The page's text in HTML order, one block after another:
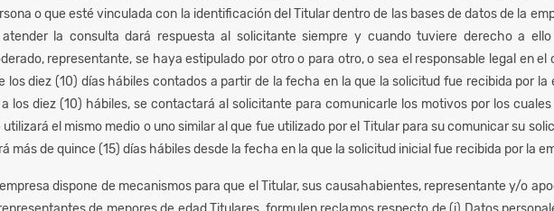
o que esté vinculada con la identificación del Titular dentro de las bases de datos de la
atender la consulta dará respuesta al solicitante siempre y cuando tuviere derecho a
representante, se haya estipulado por otro o para otro, o sea el responsable legal en el
los diez (10) días hábiles contados a partir de la fecha en la que la solicitud fue recibida por la
los diez (10) hábiles, se contactará al solicitante para comunicarle los motivos por los
el mismo medio o uno similar al que fue utilizado por el Titular para su comunicar su
más de quince (15) días hábiles desde la fecha en la que la solicitud inicial fue recibida por la
dispone de mecanismos para que el Titular, sus causahabientes, representante y/o